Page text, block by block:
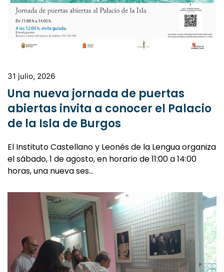
31 julio, 2026
Una nueva jornada de puertas
abiertas invita a conocer el Palacio
de la Isla de Burgos
El Instituto Castellano y Leonés de la Lengua organiza
el sábado, 1 de agosto, en horario de 11:00 a 14:00
horas, una nueva ses…